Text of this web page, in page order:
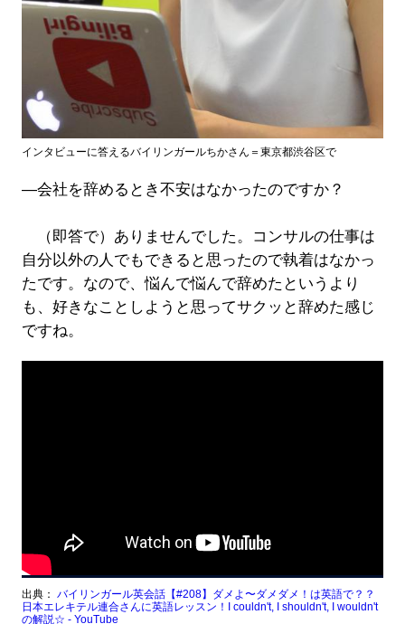
インタビューに答えるバイリンガールちかさん＝東京都渋谷区で
―会社を辞めるとき不安はなかったのですか？
（即答で）ありませんでした。コンサルの仕事は
自分以外の人でもできると思ったので執着はなかっ
たです。なので、悩んで悩んで辞めたというより
も、好きなことしようと思ってサクッと辞めた感じ
ですね。
出典： バイリンガール英会話【#208】ダメよ〜ダメダメ！は英語で？？
日本エレキテル連合さんに英語レッスン！I couldn't, I shouldn't, I wouldn't
の解説☆ - YouTube